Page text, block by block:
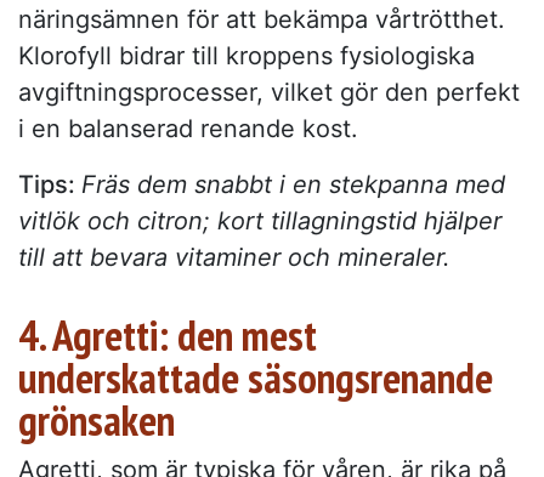
näringsämnen för att bekämpa vårtrötthet.
Klorofyll bidrar till kroppens fysiologiska
avgiftningsprocesser, vilket gör den perfekt
i en balanserad renande kost.
Tips: Fräs dem snabbt i en stekpanna med
vitlök och citron; kort tillagningstid hjälper
till att bevara vitaminer och mineraler.
4. Agretti: den mest
underskattade säsongsrenande
grönsaken
Agretti, som är typiska för våren, är rika på